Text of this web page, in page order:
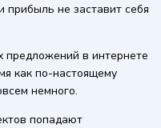
прибыль не заставит себя
предложений в интернете
как по-настоящему
немного.
попадают